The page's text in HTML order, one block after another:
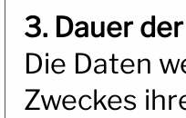
3. Dauer
Die Daten
Zweckes